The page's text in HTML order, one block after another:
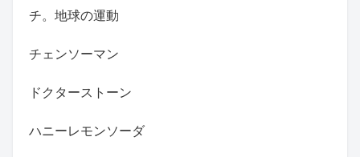
チ。地球の運動
チェンソーマン
ドクターストーン
ハニーレモンソーダ